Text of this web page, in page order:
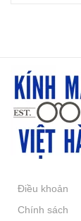
Điều khoản
Chính sách